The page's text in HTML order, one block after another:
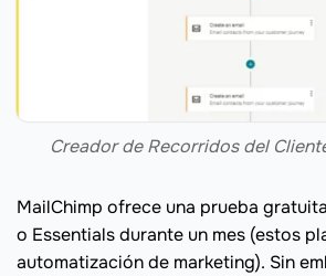
Creador de Recorridos del
MailChimp ofrece una prueba
o Essentials durante un mes (estos
automatización de marketing). Sin